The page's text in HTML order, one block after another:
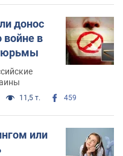
донос
войне в
11,5 т. 459
или